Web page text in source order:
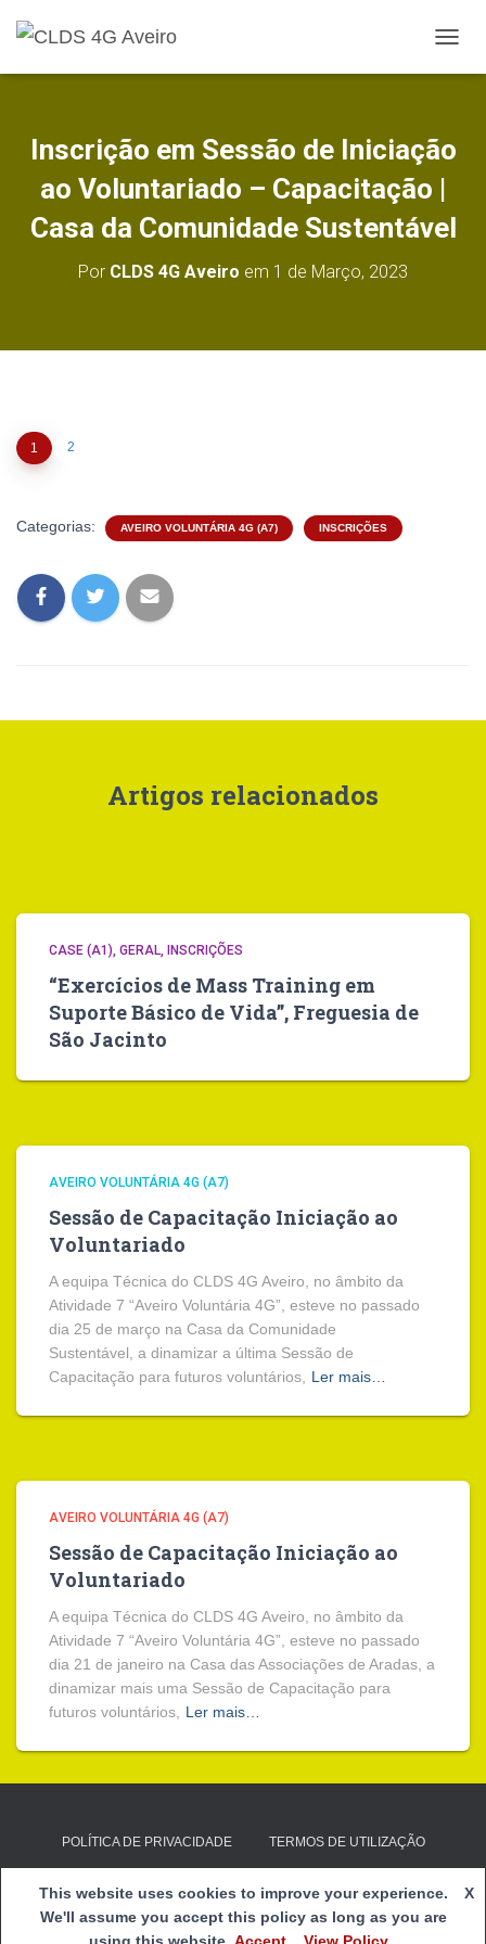
L
N
A
N
Inscrição em Sessão de Iniciação
ao Voluntariado – Capacitação |
Casa da Comunidade Sustentável
Por CLDS 4G Aveiro em 1 de Março, 2023
1 2
Categorias: AVEIRO VOLUNTÁRIA 4G (A7) INSCRIÇÕES
Artigos relacionados
CASE (A1) GERAL INSCRIÇÕES
“Exercícios de Mass Training em
Suporte Básico de Vida”, Freguesia de
São Jacinto
AVEIRO VOLUNTÁRIA 4G (A7)
Sessão de Capacitação Iniciação ao
Voluntariado
A equipa Técnica do CLDS 4G Aveiro, no âmbito da
Atividade 7 “Aveiro Voluntária 4G”, esteve no passado
dia 25 de março na Casa da Comunidade
Sustentável, a dinamizar a última Sessão de
Capacitação para futuros voluntários,
Ler mais…
AVEIRO VOLUNTÁRIA 4G (A7)
Sessão de Capacitação Iniciação ao
Voluntariado
A equipa Técnica do CLDS 4G Aveiro, no âmbito da
Atividade 7 “Aveiro Voluntária 4G”, esteve no passado
dia 21 de janeiro na Casa das Associações de Aradas, a
dinamizar mais uma Sessão de Capacitação para
futuros voluntários,
Ler mais…
POLÍTICA DE PRIVACIDADE TERMOS DE UTILIZAÇÃO
E-mail: clds4g@cspnsfatima.pt| Copyright 2020Centro Social
e Paroquial de Nossa Senhora de Fátima|Webmail
This website uses cookies to improve your experience.
We'll assume you accept this policy as long as you are
X